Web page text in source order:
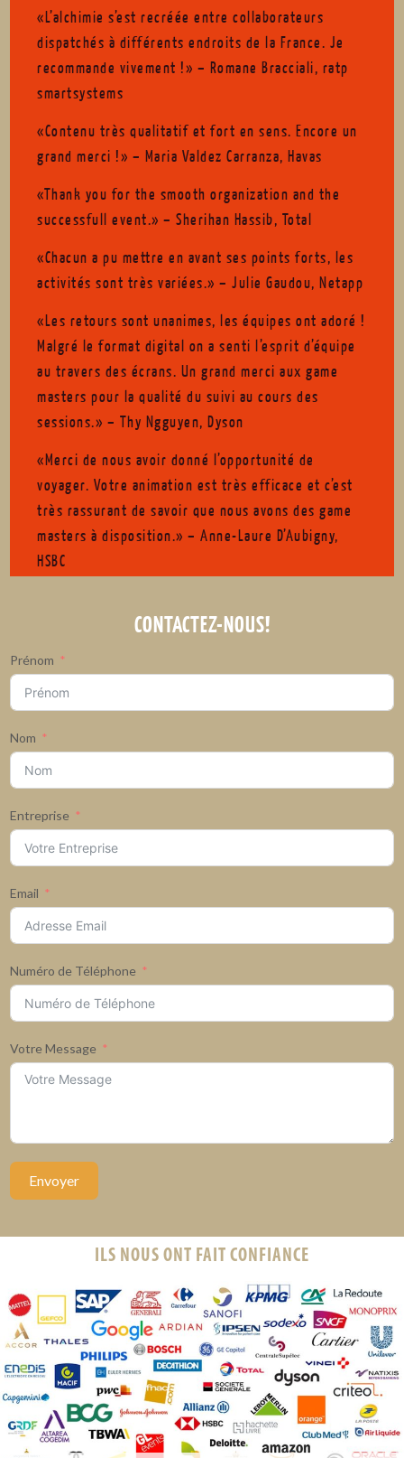
«L’alchimie s’est recréée entre collaborateurs
dispatchés à différents endroits de la France. Je
recommande vivement !» – Romane Bracciali, ratp
smartsystems
«Contenu très qualitatif et fort en sens. Encore un
grand merci !» – Maria Valdez Carranza, Havas
«Thank you for the smooth organization and the
successfull event.» – Sherihan Hassib, Total
«Chacun a pu mettre en avant ses points forts, les
activités sont très variées.» – Julie Gaudou, Netapp
«Les retours sont unanimes, les équipes ont adoré !
Malgré le format digital on a senti l’esprit d’équipe
au travers des écrans. Un grand merci aux game
masters pour la qualité du suivi au cours des
sessions.» – Thy Ngguyen, Dyson
«Merci de nous avoir donné l’opportunité de
voyager. Votre animation est très efficace et c’est
très rassurant de savoir que nous avons des game
masters à disposition.» – Anne-Laure D’Aubigny,
HSBC
CONTACTEZ-NOUS!
Prénom
Nom
Entreprise
Email
Numéro de Téléphone
Votre Message
Envoyer
ILS NOUS ONT FAIT CONFIANCE